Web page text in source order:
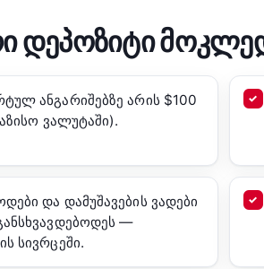
დეპოზიტი
ანგარიშებზე არის $100
ვალუტაში).
და დამუშავების ვადები
—
სივრცეში.